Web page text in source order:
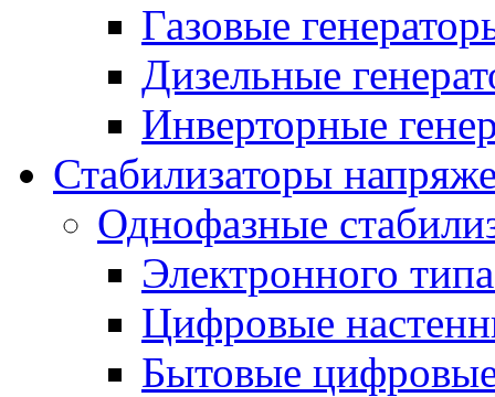
Газовые
Дизельные
Инверторные
Стабилизаторы
Однофазные
Электронного
Цифровые
Бытовые